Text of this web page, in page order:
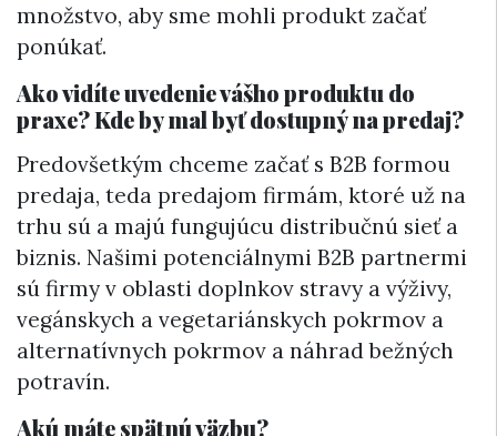
množstvo, aby sme mohli produkt začať
ponúkať.
Ako vidíte uvedenie vášho produktu do
praxe? Kde by mal byť dostupný na predaj?
Predovšetkým chceme začať s B2B formou
predaja, teda predajom firmám, ktoré už na
trhu sú a majú fungujúcu distribučnú sieť a
biznis. Našimi potenciálnymi B2B partnermi
sú firmy v oblasti doplnkov stravy a výživy,
vegánskych a vegetariánskych pokrmov a
alternatívnych pokrmov a náhrad bežných
potravín.
Akú máte spätnú väzbu?